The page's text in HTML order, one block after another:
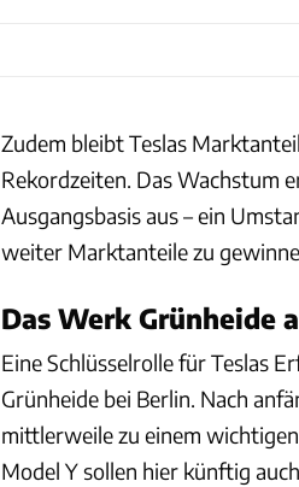
Zudem bleibt Teslas
Rekordzeiten. Das Wachstum
Ausgangsbasis aus – ein
weiter Marktanteile zu
Das Werk Grünheide
Eine Schlüsselrolle für Teslas
Grünheide bei Berlin. Nach
mittlerweile zu einem
Model Y sollen hier künftig